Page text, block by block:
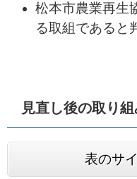
松本市農業再生
る取組であると
見直し後の取り
表のサ